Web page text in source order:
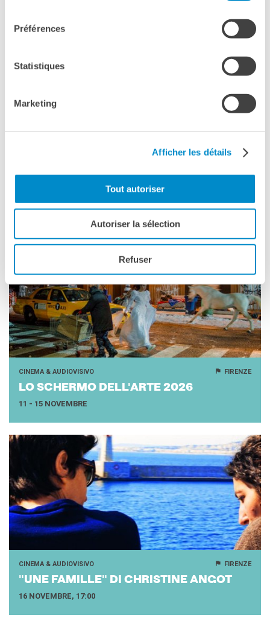
Préférences
Statistiques
Marketing
Afficher les détails
Tout autoriser
Autoriser la sélection
Refuser
FE­STI­VAL DEI PO­PO­LI
02 - 08 NOVEMBRE
CINEMA & AUDIOVISIVO FIRENZE
LO SCHER­MO DEL­L'AR­TE 2026
11 - 15 NOVEMBRE
CINEMA & AUDIOVISIVO FIRENZE
"UNE FA­MIL­LE" DI CHRI­STI­NE ANGOT
16 NOVEMBRE, 17:00